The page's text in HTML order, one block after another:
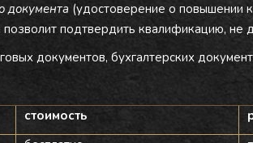
документа (удостоверение о повышении
подтвердить квалификацию, не
документов, бухгалтерских
стоимость